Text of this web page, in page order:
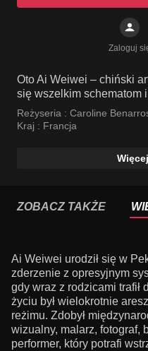
Zaloguj
Oto Ai Weiwei – chiński
się wszelkim schematom
Reżyseria : Caroline
Kraj : Francja
ZOBACZ TAKŻE
Ai Weiwei urodził się w
zderzenie z opresyjnym
gdy wraz z rodzicami trafił
życiu był wielokrotnie
reżimu. Zdobył
wizualny, malarz, fotograf,
performer, który potrafi